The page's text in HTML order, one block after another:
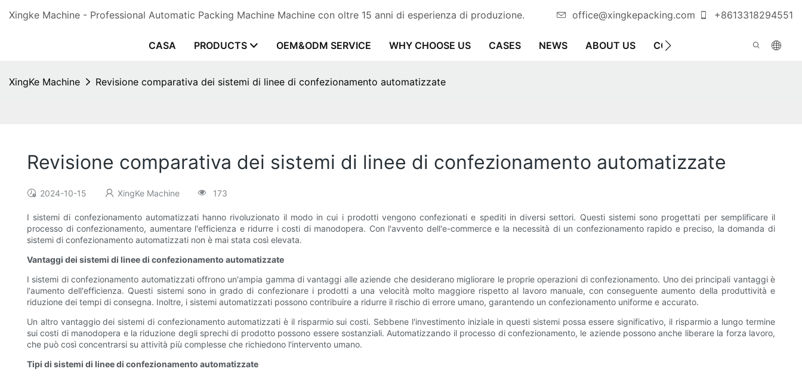
Xingke Machine - Professional Automatic Packing Machine Machine con oltre 15 anni di esperienza di produzione. office@xingkepacking.com +8613318294551
CASA PRODUCTS OEM&ODM SERVICE WHY CHOOSE US CASES NEWS ABOUT US CONTATTARCI MACCHINA
XingKe Machine Revisione comparativa dei sistemi di linee di confezionamento automatizzate
Revisione comparativa dei sistemi di linee di confezionamento automatizzate
2024-10-15 XingKe Machine 173
I sistemi di confezionamento automatizzati hanno rivoluzionato il modo in cui i prodotti vengono confezionati e spediti in diversi settori. Questi sistemi sono progettati per semplificare il
processo di confezionamento, aumentare l'efficienza e ridurre i costi di manodopera. Con l'avvento dell'e-commerce e la necessità di un confezionamento rapido e preciso, la domanda di
sistemi di confezionamento automatizzati non è mai stata così elevata.
Vantaggi dei sistemi di linee di confezionamento automatizzate
I sistemi di confezionamento automatizzati offrono un'ampia gamma di vantaggi alle aziende che desiderano migliorare le proprie operazioni di confezionamento. Uno dei principali vantaggi è
l'aumento dell'efficienza. Questi sistemi sono in grado di confezionare i prodotti a una velocità molto maggiore rispetto al lavoro manuale, con conseguente aumento della produttività e
riduzione dei tempi di consegna. Inoltre, i sistemi automatizzati possono contribuire a ridurre il rischio di errore umano, garantendo un confezionamento uniforme e accurato.
Un altro vantaggio dei sistemi di confezionamento automatizzati è il risparmio sui costi. Sebbene l'investimento iniziale in questi sistemi possa essere significativo, il risparmio a lungo termine
sui costi di manodopera e la riduzione degli sprechi di prodotto possono essere sostanziali. Automatizzando il processo di confezionamento, le aziende possono anche liberare la forza lavoro,
che può così concentrarsi su attività più complesse che richiedono l'intervento umano.
Tipi di sistemi di linee di confezionamento automatizzate